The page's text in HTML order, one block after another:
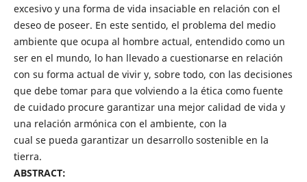
excesivo y una forma de vida insaciable en relación con el
deseo de poseer. En este sentido, el problema del medio
ambiente que ocupa al hombre actual, entendido como un
ser en el mundo, lo han llevado a cuestionarse en relación
con su forma actual de vivir y, sobre todo, con las decisiones
que debe tomar para que volviendo a la ética como fuente
de cuidado procure garantizar una mejor calidad de vida y
una relación armónica con el ambiente, con la
cual se pueda garantizar un desarrollo sostenible en la
tierra.
ABSTRACT: